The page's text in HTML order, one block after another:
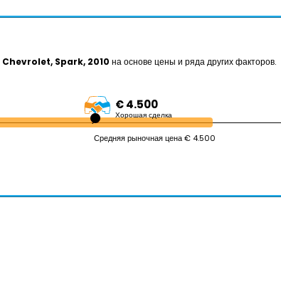
Chevrolet, Spark, 2010 на основе цены и ряда других факторов.
€ 4.500
Хорошая сделка
Средняя рыночная цена € 4.500